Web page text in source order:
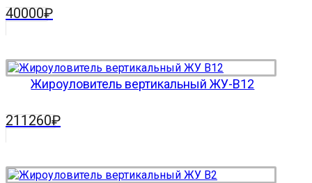
40000₽
Жироуловитель вертикальный ЖУ-В12
211260₽